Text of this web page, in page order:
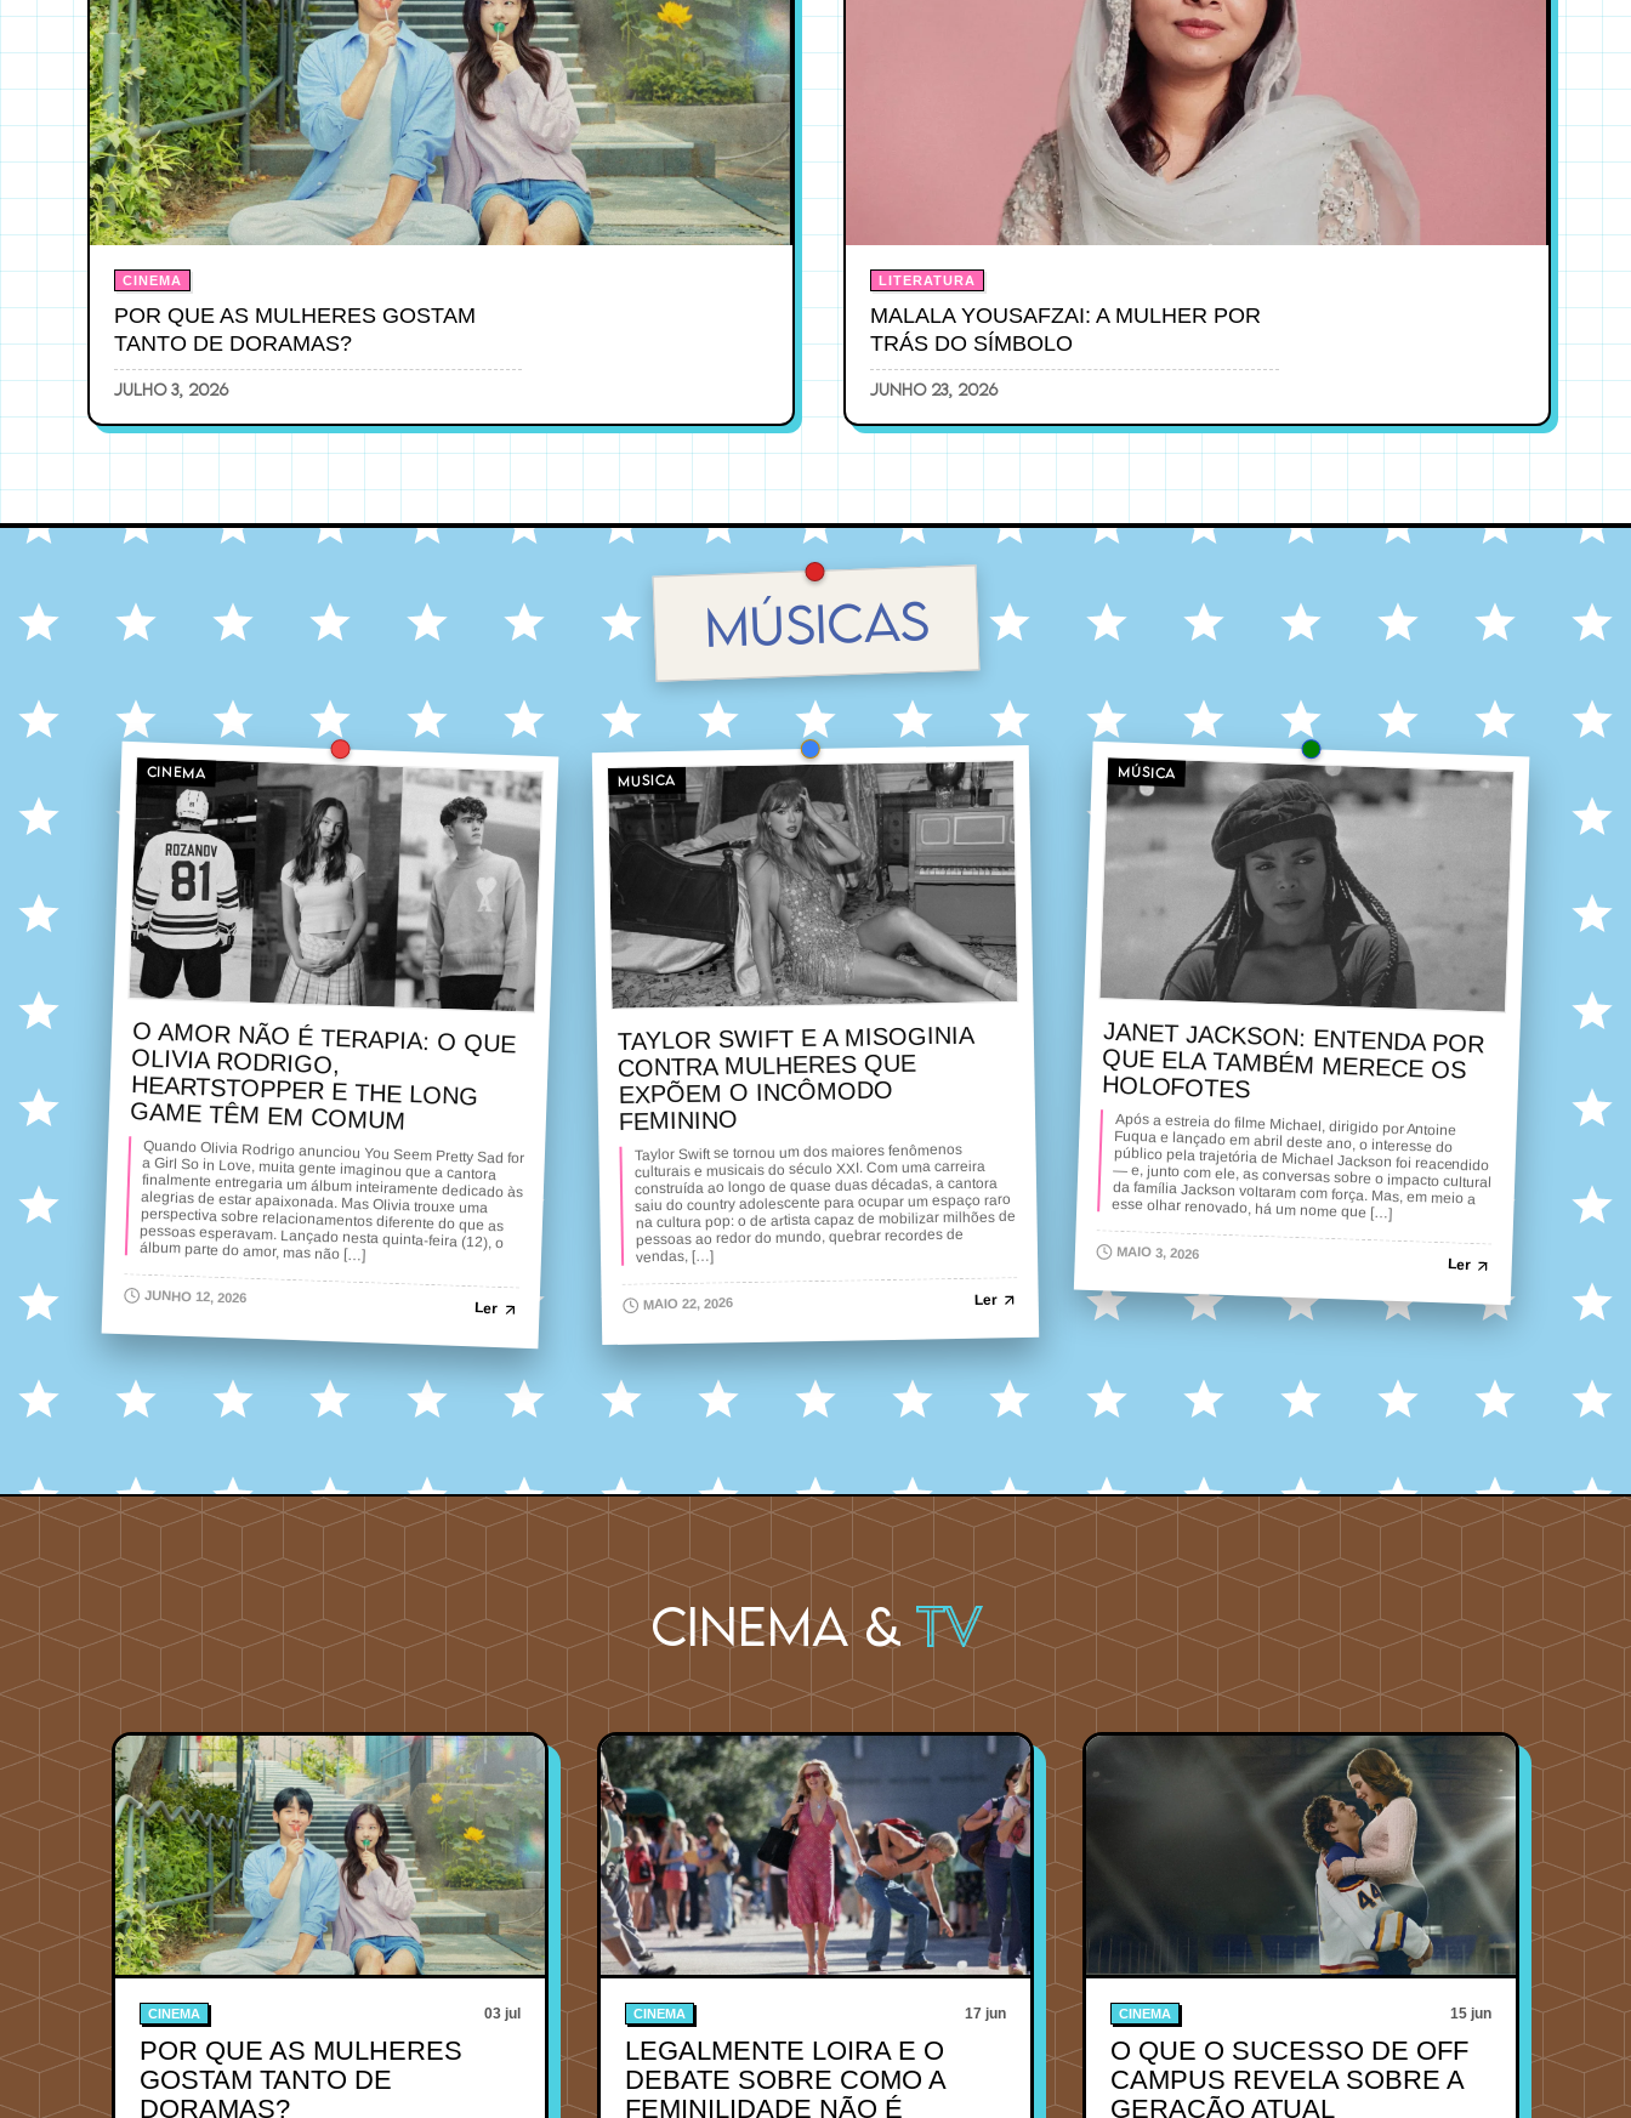
CINEMA
POR QUE AS MULHERES GOSTAM
TANTO DE DORAMAS?
julho 3, 2026
LITERATURA
MALALA YOUSAFZAI: A MULHER POR
TRÁS DO SÍMBOLO
junho 23, 2026
MÚSICAS
CINEMA
O AMOR NÃO É TERAPIA: O QUE
OLIVIA RODRIGO,
HEARTSTOPPER E THE LONG
GAME TÊM EM COMUM
Quando Olivia Rodrigo anunciou You Seem Pretty Sad for
a Girl So in Love, muita gente imaginou que a cantora
finalmente entregaria um álbum inteiramente dedicado às
alegrias de estar apaixonada. Mas Olivia trouxe uma
perspectiva sobre relacionamentos diferente do que as
pessoas esperavam. Lançado nesta quinta-feira (12), o
álbum parte do amor, mas não […]
JUNHO 12, 2026
Ler
MUSICA
TAYLOR SWIFT E A MISOGINIA
CONTRA MULHERES QUE
EXPÕEM O INCÔMODO
FEMININO
Taylor Swift se tornou um dos maiores fenômenos
culturais e musicais do século XXI. Com uma carreira
construída ao longo de quase duas décadas, a cantora
saiu do country adolescente para ocupar um espaço raro
na cultura pop: o de artista capaz de mobilizar milhões de
pessoas ao redor do mundo, quebrar recordes de
vendas, […]
MAIO 22, 2026 Ler
MÚSICA
JANET JACKSON: ENTENDA POR
QUE ELA TAMBÉM MERECE OS
HOLOFOTES
Após a estreia do filme Michael, dirigido por Antoine
Fuqua e lançado em abril deste ano, o interesse do
público pela trajetória de Michael Jackson foi reacendido
— e, junto com ele, as conversas sobre o impacto cultural
da família Jackson voltaram com força. Mas, em meio a
esse olhar renovado, há um nome que […]
MAIO 3, 2026
Ler
Cinema &TV
CINEMA 03 jul
POR QUE AS MULHERES
GOSTAM TANTO DE
DORAMAS?
CINEMA 17 jun
LEGALMENTE LOIRA E O
DEBATE SOBRE COMO A
FEMINILIDADE NÃO É
CINEMA 15 jun
O QUE O SUCESSO DE OFF
CAMPUS REVELA SOBRE A
GERAÇÃO ATUAL